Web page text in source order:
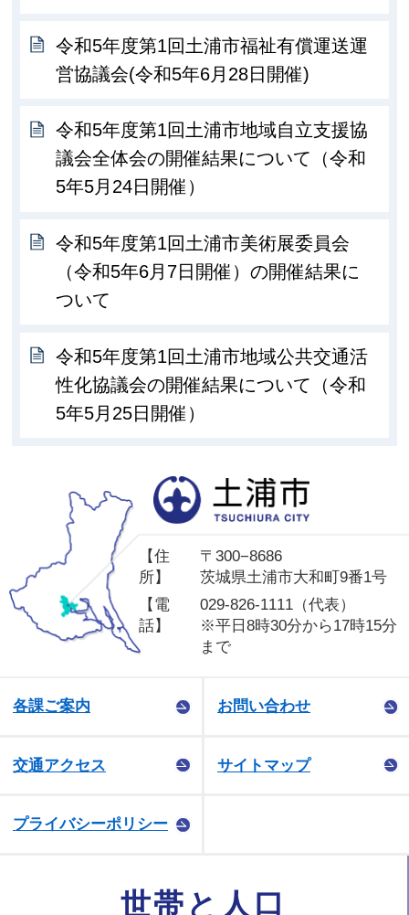
令和5年度第1回土浦市福祉有償運送運
営協議会(令和5年6月28日開催)
令和5年度第1回土浦市地域自立支援協
議会全体会の開催結果について（令和
5年5月24日開催）
令和5年度第1回土浦市美術展委員会
（令和5年6月7日開催）の開催結果に
ついて
令和5年度第1回土浦市地域公共交通活
性化協議会の開催結果について（令和
5年5月25日開催）
【住
所】
〒300−8686
茨城県土浦市大和町9番1号
【電
話】
029-826-1111（代表）
※平日8時30分から17時15分
まで
各課ご案内 お問い合わせ
交通アクセス サイトマップ
プライバシーポリシー